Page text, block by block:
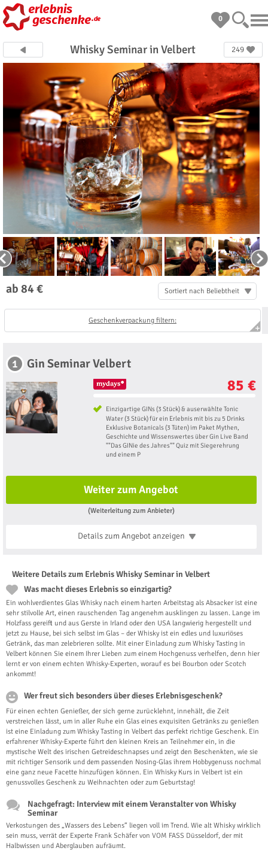
0
Whisky Seminar in Velbert 249
ab 84 € Sortiert nach Beliebtheit
Geschenkverpackung filtern:
1 Gin Seminar Velbert
85 €
Einzigartige GINs (3 Stück) & auserwählte Tonic
Water (3 Stück) für ein Erlebnis mit bis zu 5 Drinks
Exklusive Botanicals (3 Tüten) im Paket Mythen,
Geschichte und Wissenswertes über Gin Live Band
""Das GINie des Jahres"" Quiz mit Siegerehrung
und einem P
Weiter zum Angebot
(Weiterleitung zum Anbieter)
Details zum Angebotanzeigen
Weitere Details zum Erlebnis Whisky Seminar in Velbert
Was macht dieses Erlebnis so einzigartig?
Ein wohlverdientes Glas Whisky nach einem harten Arbeitstag als Absacker ist eine
sehr stilvolle Art, einen rauschenden Tag angenehm ausklingen zu lassen. Lange im
Holzfass gereift und aus Gerste in Irland oder den USA langwierig hergestellt und
jetzt zu Hause, bei sich selbst im Glas – der Whisky ist ein edles und luxuriöses
Getränk, das man zelebrieren sollte. Mit einer Einladung zum Whisky Tasting in
Velbert können Sie einem Ihrer Lieben zum einem Hochgenuss verhelfen, denn hier
lernt er von einem echten Whisky-Experten, worauf es bei Bourbon oder Scotch
ankommt!
Wer freut sich besonders über dieses Erlebnisgeschenk?
Für einen echten Genießer, der sich gerne zurücklehnt, innehält, die Zeit
verstreichen lässt, um in aller Ruhe ein Glas eines exquisiten Getränks zu genießen
ist eine Einladung zum Whisky Tasting in Velbert das perfekt richtige Geschenk. Ein
erfahrener Whisky-Experte führt den kleinen Kreis an Teilnehmer ein, in die
mystische Welt des irischen Getreideschnapses und zeigt den Beschenkten, wie sie
mit richtiger Sensorik und dem passenden Nosing-Glas ihrem Hobbygenuss nochmal
eine ganz neue Facette hinzufügen können. Ein Whisky Kurs in Velbert ist ein
genussvolles Geschenk zu Weihnachten oder zum Geburtstag!
Nachgefragt: Interview mit einem Veranstalter von Whisky
Seminar
Verkostungen des „Wassers des Lebens“ liegen voll im Trend. Wie alt Whisky wirklich
sein muss, verrät der Experte Frank Schäfer von VOM FASS Düsseldorf, der mit
Halbwissen und Aberglauben aufräumt.